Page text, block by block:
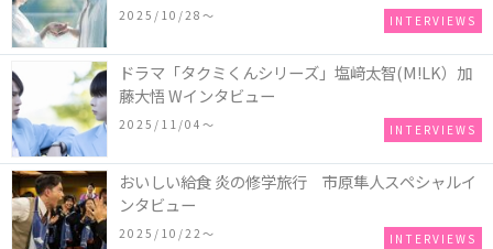
2025/10/28〜 INTERVIEWS
ドラマ「タクミくんシリーズ」塩﨑太智(M!LK）加
藤大悟 Wインタビュー
2025/11/04〜 INTERVIEWS
おいしい給食 炎の修学旅行 市原隼人スペシャルイ
ンタビュー
2025/10/22〜 INTERVIEWS